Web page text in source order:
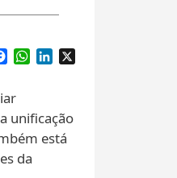
Facebook
WhatsApp
LinkedIn
unificação
está
da